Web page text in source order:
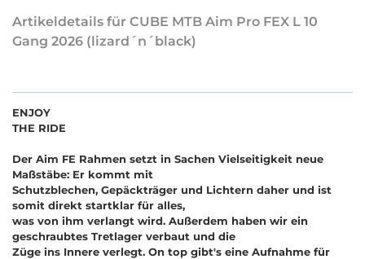
Artikeldetails für CUBE MTB Aim Pro FEX L 10
Gang 2026 (lizard´n´black)
ENJOY
THE RIDE
Der Aim FE Rahmen setzt in Sachen Vielseitigkeit neue
Maßstäbe: Er kommt mit
Schutzblechen, Gepäckträger und Lichtern daher und ist
somit direkt startklar für alles,
was von ihm verlangt wird. Außerdem haben wir ein
geschraubtes Tretlager verbaut und die
Züge ins Innere verlegt. On top gibt's eine Aufnahme für